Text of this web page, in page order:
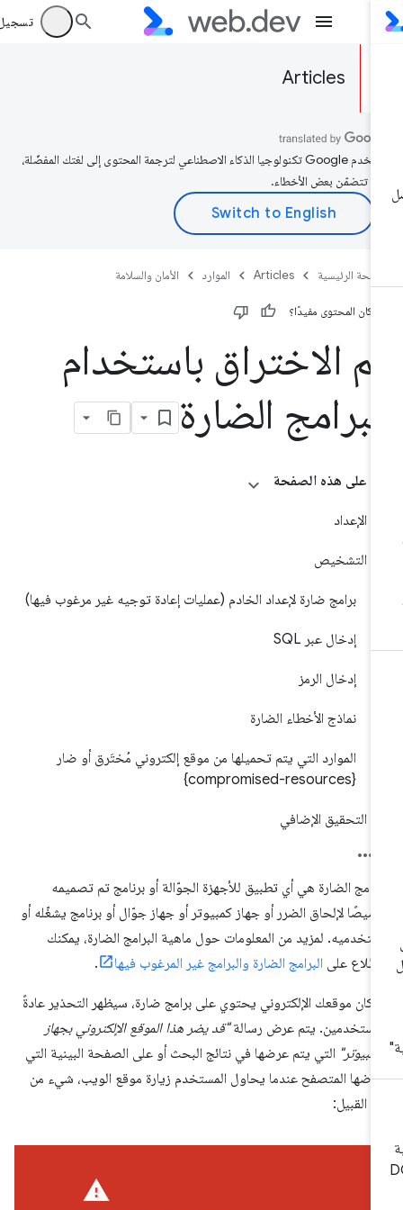
تسجيل
Articles
تستخدم Google تكنولوجيا الذكاء الاصطناعي لترجمة المحتوى إلى لغتك المفضّلة،
تتضمّن بعض الأخطاء.
الرئيسية Articles الموارد الأمان والسلامة
كان المحتوى مفيدًا؟
الاختراق باستخدام
الضارة
على هذه الصفحة
الإعداد
التشخيص
برامج ضارة لإعداد الخادم (عمليات إعادة توجيه غير مرغوب فيها)
إدخال عبر SQL
إدخال الرمز
نماذج الأخطاء الضارة
الموارد التي يتم تحميلها من موقع إلكتروني مُختَرق أو ضار
التحقيق الإضافي
الضارة هي أي تطبيق للأجهزة الجوّالة أو برنامج تم تصميمه
لإلحاق الضرر أو جهاز كمبيوتر أو جهاز جوّال أو برنامج يشغّله أو
لمزيد من المعلومات حول ماهية البرامج الضارة، يمكنك
علىالبرامج الضارة والبرامج غير المرغوب فيها .
كان موقعك الإلكتروني يحتوي على برامج ضارة، سيظهر التحذير عادةً
يتم عرض رسالة"قد يضر هذا الموقع الإلكتروني بجهاز
التي يتم عرضها في نتائج البحث أو على الصفحة البينية التي
المتصفح عندما يحاول المستخدم زيارة موقع الويب، شيء من
القبيل: